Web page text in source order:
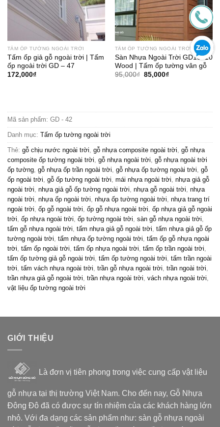
TẤM ỐP TƯỜNG NGOÀI TRỜI
Tấm ốp giả gỗ ngoài trời | Tấm
ốp ngoài trời GD – 47
172,000₫
TẤM ỐP TƯỜNG NGOÀI TRỜI
Sàn Nhựa Ngoài Trời GD15010
Wood | Tấm ốp tường vân gỗ
95,000₫ Giá
85,000₫Giá
Mã sản phẩm: GD - 42
Danh mục: Tấm ốp tường ngoài trời
Thẻ: gỗ chịu nước ngoài trời gỗ nhựa composite ngoài trời gỗ nhựa
composite ốp tường ngoài trời gỗ nhựa ngoài trời gỗ nhựa ngoài trời
ốp tường gỗ nhựa ốp trần ngoài trời gỗ nhựa ốp tường ngoài trời gỗ
ốp ngoài trời gỗ ốp tường ngoài trời mái nhựa ngoài trời nhựa giả gỗ
ngoài trời nhựa giả gỗ ốp tường ngoài trời nhựa gỗ ngoài trời nhựa
ngoài trời nhựa ốp ngoài trời nhựa ốp tường ngoài trời nhựa trang trí
ngoài trời ốp gỗ ngoài trời ốp gỗ nhựa ngoài trời ốp nhựa giả gỗ ngoài
trời ốp nhựa ngoài trời ốp tường ngoài trời sàn gỗ nhựa ngoài trời
tấm gỗ nhựa ngoài trời tấm nhựa giả gỗ ngoài trời tấm nhựa giả gỗ ốp
tường ngoài trời tấm nhựa ốp tường ngoài trời tấm ốp gỗ nhựa ngoài
trời tấm ốp ngoài trời tấm ốp nhựa ngoài trời tấm ốp trần ngoài trời
tấm ốp tường giả gỗ ngoài trời tấm ốp tường ngoài trời tấm trần ngoài
trời tấm vách nhựa ngoài trời trần gỗ nhựa ngoài trời trần ngoài trời
trần nhựa giả gỗ ngoài trời trần nhựa ngoài trời vách nhựa ngoài trời
vật liệu ốp tường ngoài trời
GIỚI THIỆU
Là đơn vị tiên phong trong việc cung cấp vật liệu
gỗ nhựa tại thị trường Việt Nam. Cho đến nay, Gỗ Nhựa
Đông Đô đã có được sự tín nhiệm của các khách hàng lớn
nhỏ. Với đa dạng các sản phẩm như: sàn gỗ nhựa ngoài